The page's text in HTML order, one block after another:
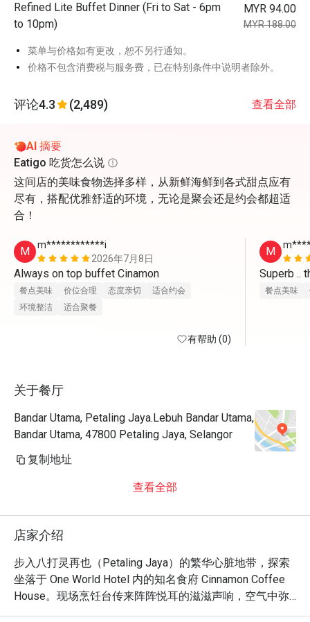
Refined Lite Buffet Dinner (Fri to Sat - 6pm
to 10pm)
MYR 94.00
MYR 188.00
菜单与价格如有更改，恕不另行通知。
价格不包含消费税与服务费，已在特别条件中说明者除外。
评论4.3 (2,489) 查看全部
AI 摘要
Eatigo 吃货怎么说
这间店的美味食物选择多样，从新鲜海鲜到各式甜点应有
尽有，搭配优雅舒适的环境，无论是聚会还是约会都超适
合！
M
m************i
2026年7月8日
Always on top buffet Cinamon
餐点美味 价位合理 态度亲切
适合约会
环境整洁
适合聚餐
有帮助 (0)
M
Superb ..
餐点美味
关于餐厅
Bandar Utama, Petaling Jaya.Lebuh Bandar Utama,
Bandar Utama, 47800 Petaling Jaya, Selangor
复制地址
查看全部
店家介绍
步入八打灵再也（Petaling Jaya）的繁华心脏地带，探索
坐落于 One World Hotel 内的知名食府 Cinnamon Coffee
House。现场烹饪台传来阵阵悦耳的滋滋声响，空气中弥
漫着来自世界各地的诱人香气。一场丰盛的国际自助盛宴